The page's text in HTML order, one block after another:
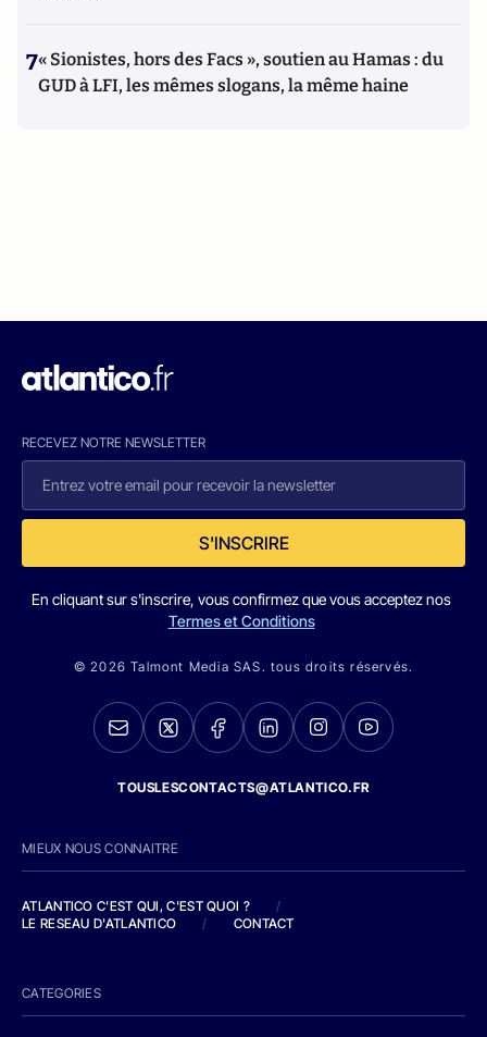
7« Sionistes, hors des Facs », soutien au Hamas : du
GUD à LFI, les mêmes slogans, la même haine
RECEVEZ NOTRE NEWSLETTER
S'INSCRIRE
En cliquant sur s'inscrire, vous confirmez que vous acceptez nos
Termes et Conditions
© 2026 Talmont Media SAS. tous droits réservés.
TOUSLESCONTACTS@ATLANTICO.FR
MIEUX NOUS CONNAITRE
ATLANTICO C'EST QUI, C'EST QUOI ?
/
LE RESEAU D'ATLANTICO
/ CONTACT
CATEGORIES